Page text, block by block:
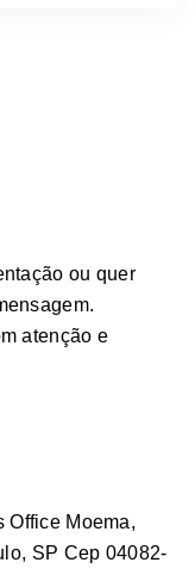
ou quer
atenção e
Office Moema,
SP Cep 04082-